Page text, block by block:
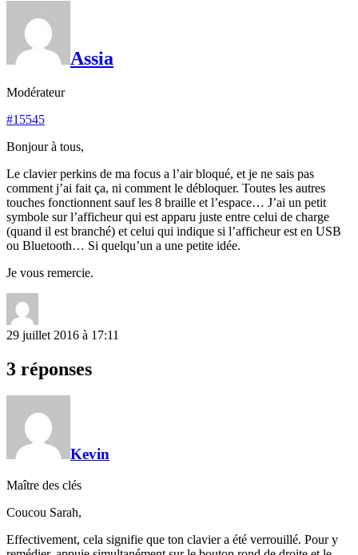
Assia
Modérateur
#15545
Bonjour à tous,
Le clavier perkins de ma focus a l’air bloqué, et je ne sais pas
comment j’ai fait ça, ni comment le débloquer. Toutes les autres
touches fonctionnent sauf les 8 braille et l’espace… J’ai un petit
symbole sur l’afficheur qui est apparu juste entre celui de charge
(quand il est branché) et celui qui indique si l’afficheur est en USB
ou Bluetooth… Si quelqu’un a une petite idée.
Je vous remercie.
29 juillet 2016 à 17:11
3 réponses
Kevin
Maître des clés
Coucou Sarah,
Effectivement, cela signifie que ton clavier a été verrouillé. Pour y